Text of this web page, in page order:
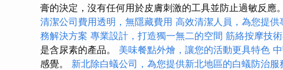
膏的決定，沒有任何用於皮膚刺激的工具並防止過敏反應
清潔公司費用透明，無隱藏費用 高效清潔人員，為您提供
務解決方案 專業設計，打造獨一無二的空間 筋絡按摩技
是含尿素的產品。 美味餐點外燴，讓您的活動更具特色
感覺。 新北除白蟻公司，為您提供新北地區的白蟻防治服